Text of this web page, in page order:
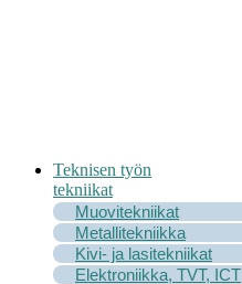
Teknisen työn
tekniikat
Muovitekniikat
Metallitekniikka
Kivi- ja lasitekniikat
Elektroniikka, TVT, ICT